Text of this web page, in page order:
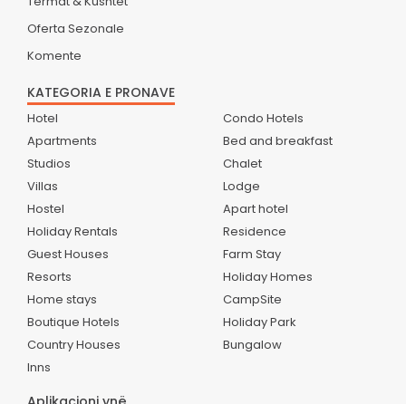
Oferta Sezonale
Komente
KATEGORIA E PRONAVE
Hotel
Apartments
Studios
Villas
Hostel
Holiday Rentals
Guest Houses
Resorts
Home stays
Boutique Hotels
Country Houses
Inns
Condo Hotels
Bed and breakfast
Chalet
Lodge
Apart hotel
Residence
Farm Stay
Holiday Homes
CampSite
Holiday Park
Bungalow